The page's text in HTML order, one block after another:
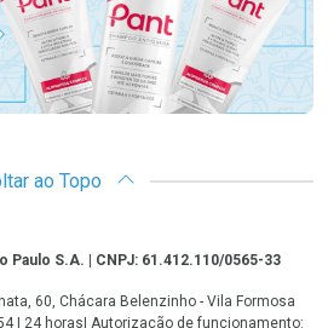
ao Topo
Paulo S.A. | CNPJ: 61.412.110/0565-33
60, Chácara Belenzinho - Vila Formosa
| 24 horas| Autorização de funcionamento: